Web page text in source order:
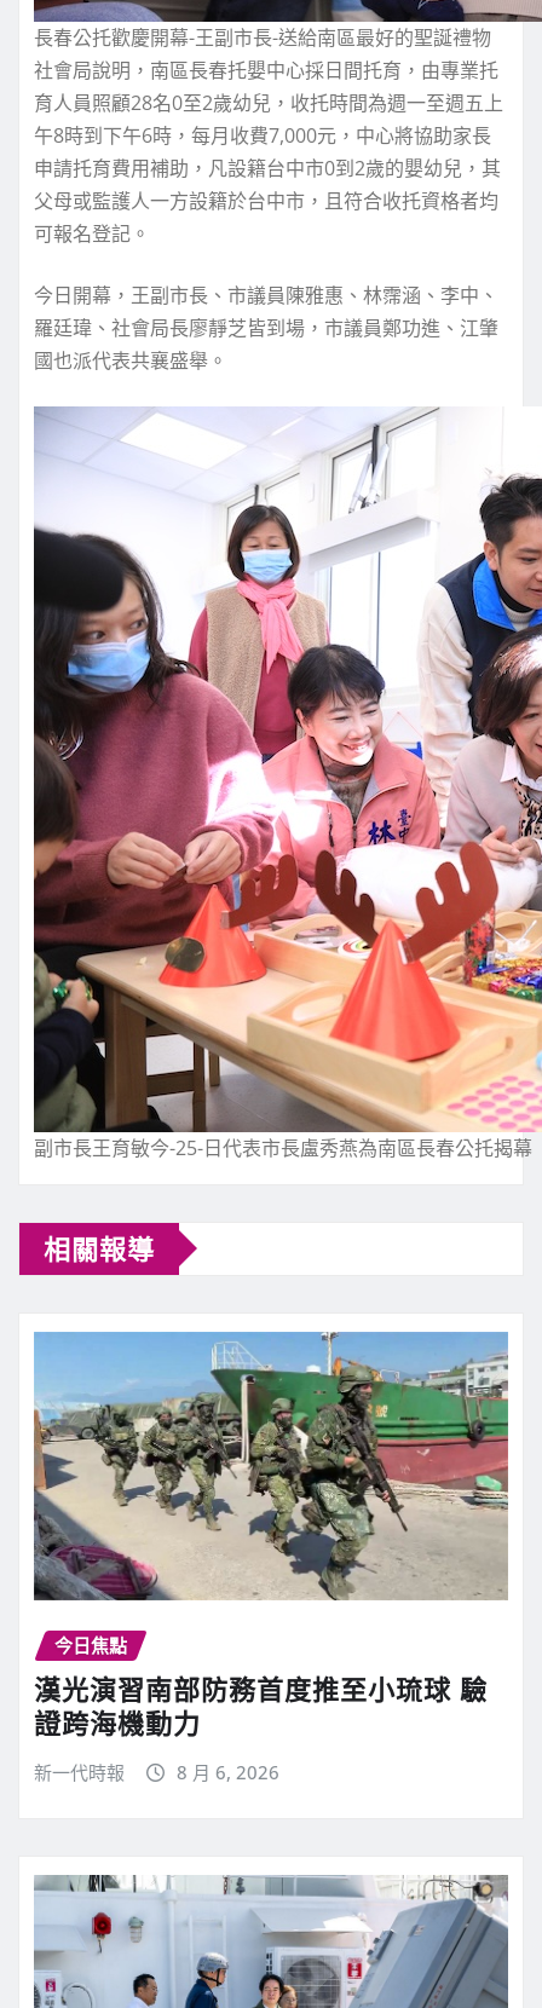
長春公托歡慶開幕-王副市長-送給南區最好的聖誕禮物
社會局說明，南區長春托嬰中心採日間托育，由專業托
育人員照顧28名0至2歲幼兒，收托時間為週一至週五上
午8時到下午6時，每月收費7,000元，中心將協助家長
申請托育費用補助，凡設籍台中市0到2歲的嬰幼兒，其
父母或監護人一方設籍於台中市，且符合收托資格者均
可報名登記。
今日開幕，王副市長、市議員陳雅惠、林霈涵、李中、
羅廷瑋、社會局長廖靜芝皆到場，市議員鄭功進、江肇
國也派代表共襄盛舉。
副市長王育敏今-25-日代表市長盧秀燕為南區長春公托揭幕
相關報導
今日焦點
漢光演習南部防務首度推至小琉球 驗
證跨海機動力
新一代時報 8 月 6, 2026